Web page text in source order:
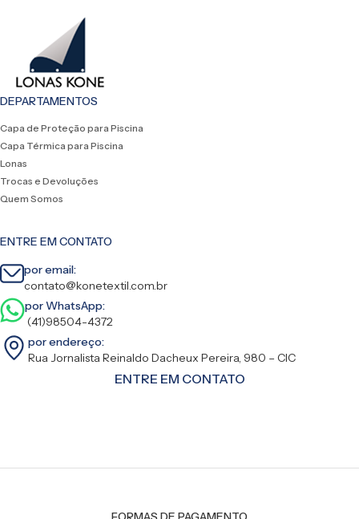
DEPARTAMENTOS
Capa de Proteção para Piscina
Capa Térmica para Piscina
Lonas
Trocas e Devoluções
Quem Somos
ENTRE EM CONTATO
por email:
contato@konetextil.com.br
por WhatsApp:
(41)98504-4372
por endereço:
Rua Jornalista Reinaldo Dacheux Pereira, 980 – CIC
ENTRE EM CONTATO